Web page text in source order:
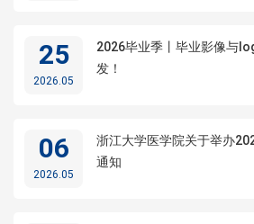
25
2026.05
2026毕业季丨毕业影像与
发！
06
2026.05
浙江大学医学院关于举办
通知